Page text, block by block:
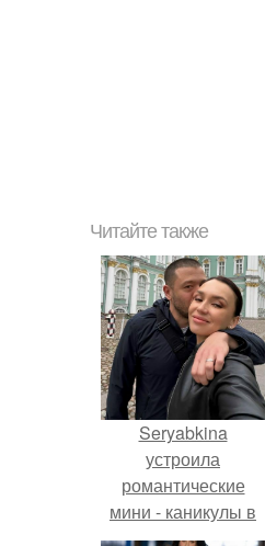
Читайте также
Seryabkina
устроила
романтические
мини - каникулы в
Петербурге.